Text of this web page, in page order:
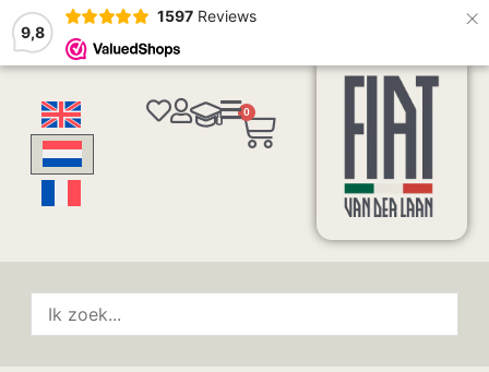
9,8
1597 Reviews ×
0
Winkelwagen